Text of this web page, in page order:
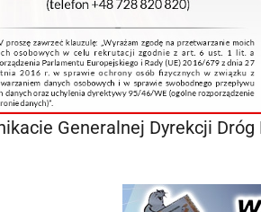
Generalnej Dyrekcji